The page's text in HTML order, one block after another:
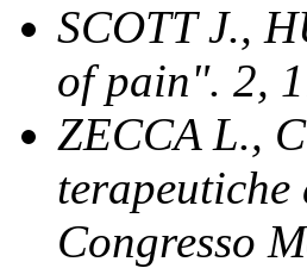
SCOTT J.,
of pain". 2,
ZECCA L.,
terapeutiche
Congresso